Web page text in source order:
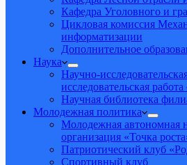
Кафедра Уголовного и
Цикловая комиссия
информатизации
Дополнительное
Наука
Научно-
исследовательская
Научная библиотека
Молодежная политика
Молодежная автономная
организация «Точка
Патриотический клуб
Спортивный клуб